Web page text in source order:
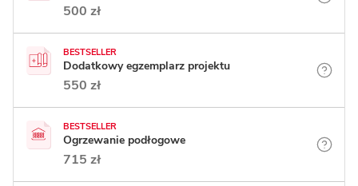
500 zł
BESTSELLER
Dodatkowy egzemplarz projektu
550 zł
BESTSELLER
Ogrzewanie podłogowe
715 zł